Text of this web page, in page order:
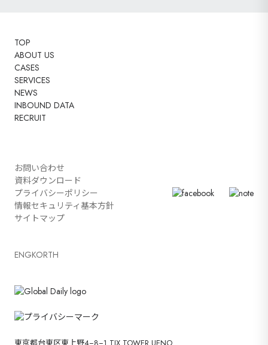
TOP
ABOUT US
CASES
SERVICES
NEWS
INBOUND DATA
RECRUIT
お問い合わせ
資料ダウンロード
プライバシーポリシー
情報セキュリティ基本方針
サイトマップ
ENGKORTH